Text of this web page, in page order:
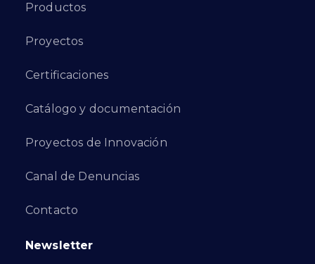
Productos
Proyectos
Certificaciones
Catálogo y documentación
Proyectos de Innovación
Canal de Denuncias
Contacto
Newsletter